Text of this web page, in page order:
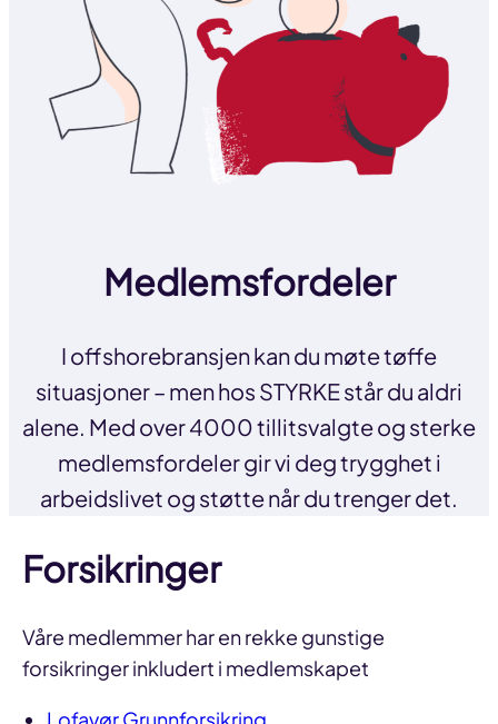
Medlemsfordeler
I offshorebransjen kan du møte tøffe
situasjoner – men hos STYRKE står du aldri
alene. Med over 4000 tillitsvalgte og sterke
medlemsfordeler gir vi deg trygghet i
arbeidslivet og støtte når du trenger det.
Forsikringer
Våre medlemmer har en rekke gunstige
forsikringer inkludert i medlemskapet
Lofavør Grunnforsikring